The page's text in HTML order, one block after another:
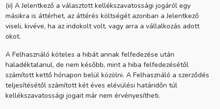
(ii) A Jelentkező a választott kellékszavatossági jogáról egy
másikra is áttérhet, az áttérés költségét azonban a Jelentkező
viseli, kivéve, ha az indokolt volt, vagy arra a vállalkozás adott
okot.
A Felhasználó köteles a hibát annak felfedezése után
haladéktalanul, de nem később, mint a hiba felfedezésétől
számított kettő hónapon belül közölni. A Felhasználó a szerződés
teljesítésétől számított két éves elévülési határidőn túl
kellékszavatossági jogait már nem érvényesítheti.